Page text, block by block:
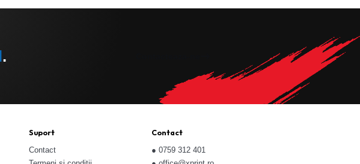
.
Suport
Contact
Contact
● 0759 312 401